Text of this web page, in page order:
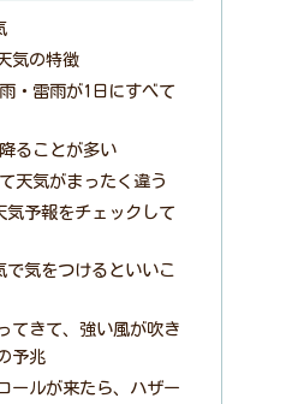
気の特徴
・雷雨が1日にすべて
ることが多い
天気がまったく違う
気予報をチェックして
で気をつけるといいこ
てきて、強い風が吹き
予兆
ールが来たら、ハザー